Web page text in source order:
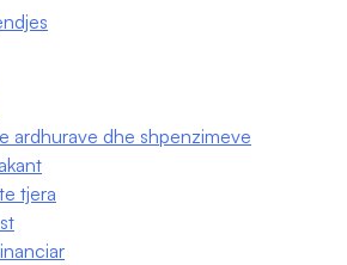
ardhurave dhe shpenzimeve
tjera